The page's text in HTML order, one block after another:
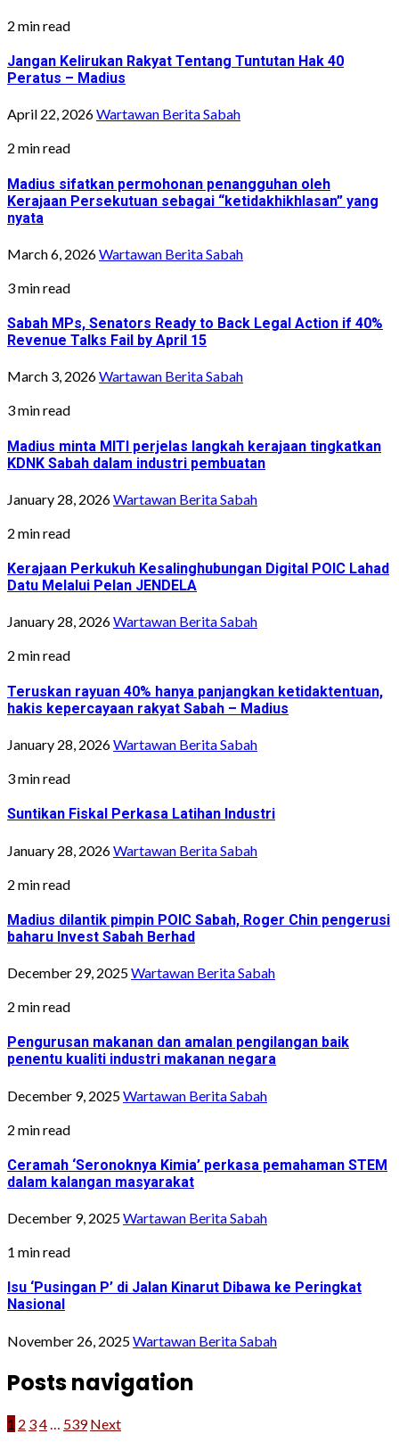
2 min read
Jangan Kelirukan Rakyat Tentang Tuntutan Hak 40
Peratus – Madius
April 22, 2026Wartawan Berita Sabah
2 min read
Madius sifatkan permohonan penangguhan oleh
Kerajaan Persekutuan sebagai “ketidakhikhlasan” yang
nyata
March 6, 2026Wartawan Berita Sabah
3 min read
Sabah MPs, Senators Ready to Back Legal Action if 40%
Revenue Talks Fail by April 15
March 3, 2026Wartawan Berita Sabah
3 min read
Madius minta MITI perjelas langkah kerajaan tingkatkan
KDNK Sabah dalam industri pembuatan
January 28, 2026Wartawan Berita Sabah
2 min read
Kerajaan Perkukuh Kesalinghubungan Digital POIC Lahad
Datu Melalui Pelan JENDELA
January 28, 2026Wartawan Berita Sabah
2 min read
Teruskan rayuan 40% hanya panjangkan ketidaktentuan,
hakis kepercayaan rakyat Sabah – Madius
January 28, 2026Wartawan Berita Sabah
3 min read
Suntikan Fiskal Perkasa Latihan Industri
January 28, 2026Wartawan Berita Sabah
2 min read
Madius dilantik pimpin POIC Sabah, Roger Chin pengerusi
baharu Invest Sabah Berhad
December 29, 2025Wartawan Berita Sabah
2 min read
Pengurusan makanan dan amalan pengilangan baik
penentu kualiti industri makanan negara
December 9, 2025Wartawan Berita Sabah
2 min read
Ceramah ‘Seronoknya Kimia’ perkasa pemahaman STEM
dalam kalangan masyarakat
December 9, 2025Wartawan Berita Sabah
1 min read
Isu ‘Pusingan P’ di Jalan Kinarut Dibawa ke Peringkat
Nasional
November 26, 2025Wartawan Berita Sabah
Posts navigation
1 2 34… 539 Next